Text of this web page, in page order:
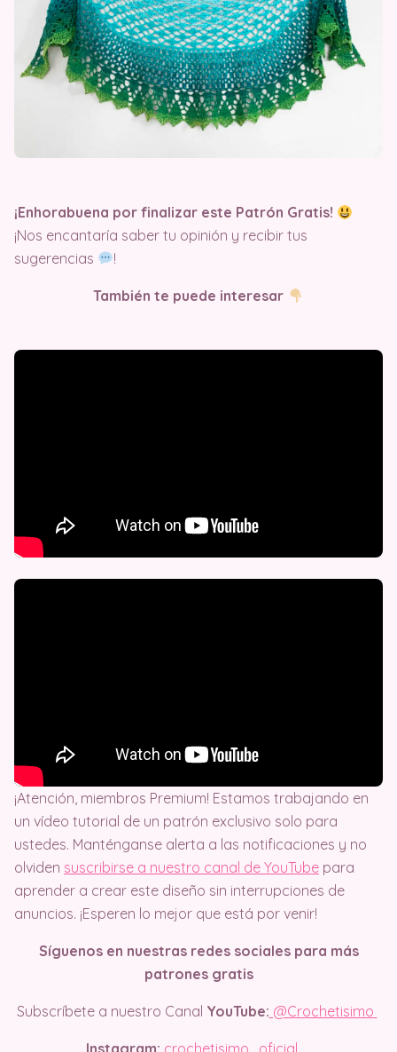
¡Enhorabuena por finalizar este Patrón Gratis!
¡Nos encantaría saber tu opinión y recibir tus
sugerencias
!
También te puede interesar
¡Atención, miembros Premium! Estamos trabajando en
un vídeo tutorial de un patrón exclusivo solo para
ustedes. Manténganse alerta a las notificaciones y no
olviden suscribirse a nuestro canal de YouTube para
aprender a crear este diseño sin interrupciones de
anuncios. ¡Esperen lo mejor que está por venir!
Síguenos en nuestras redes sociales para más
patrones gratis
Subscríbete a nuestro Canal YouTube: @Crochetisimo
Instagram: crochetisimo_oficial